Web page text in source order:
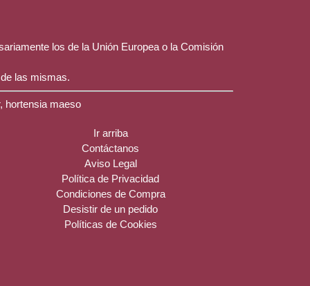
los de la Unión Europea o la Comisión
las mismas.
hortensia maeso
Ir arriba
Contáctanos
Aviso Legal
Política de Privacidad
Condiciones de Compra
Desistir de un pedido
Políticas de Cookies